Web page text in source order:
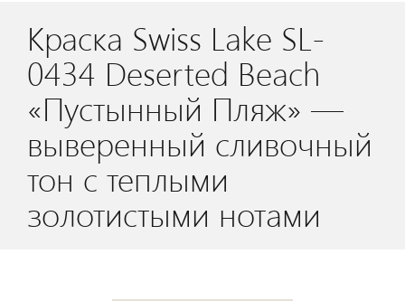
Краска Swiss Lake SL-
0434 Deserted Beach
«Пустынный Пляж» —
выверенный сливочный
тон с теплыми
золотистыми нотами